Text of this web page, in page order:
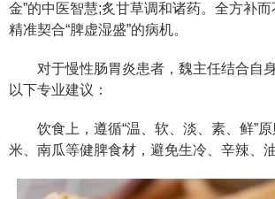
金”的中医智慧;炙甘草调和诸药。全方补而
精准契合“脾虚湿盛”的病机。
对于慢性肠胃炎患者，魏主任结合自
以下专业建议：
饮食上，遵循“温、软、淡、素、鲜”原
米、南瓜等健脾食材，避免生冷、辛辣、油